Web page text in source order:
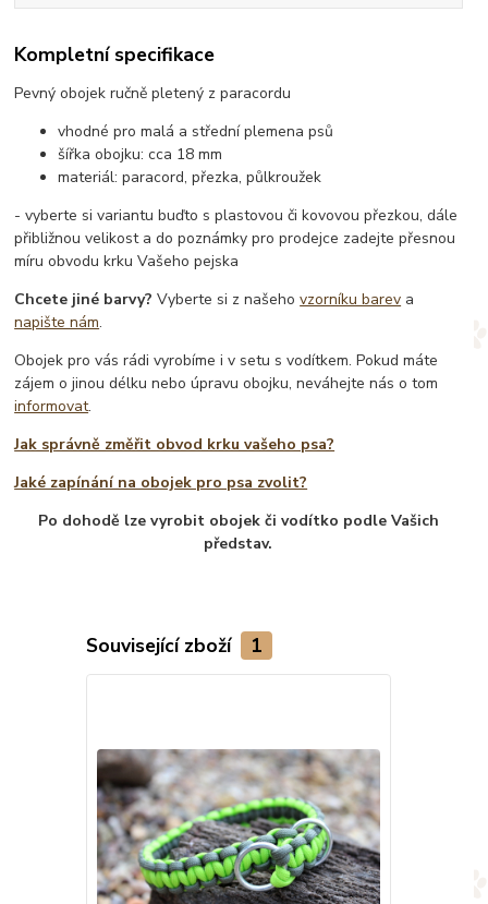
Kompletní specifikace
Pevný obojek ručně pletený z paracordu
vhodné pro malá a střední plemena psů
šířka obojku: cca 18 mm
materiál: paracord, přezka, půlkroužek
- vyberte si variantu buďto s plastovou či kovovou přezkou, dále
přibližnou velikost a do poznámky pro prodejce zadejte přesnou
míru obvodu krku Vašeho pejska
Chcete jiné barvy? Vyberte si z našehovzorníku barev a
napište nám.
Obojek pro vás rádi vyrobíme i v setu s vodítkem. Pokud máte
zájem o jinou délku nebo úpravu obojku, neváhejte nás o tom
informovat.
Jak správně změřit obvod krku vašeho psa?
Jaké zapínání na obojek pro psa zvolit?
Po dohodě lze vyrobit obojek či vodítko podle Vašich
představ.
Související zboží 1